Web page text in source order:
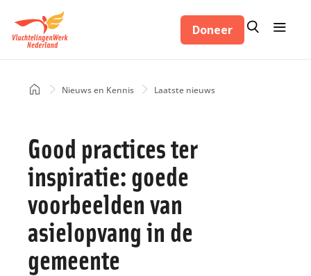
inhoud
Doneer Zoeken
Zoeken
HomeNieuws en Kennis Laatste nieuws
Good practices ter
inspiratie: goede
voorbeelden van
asielopvang in de
gemeente